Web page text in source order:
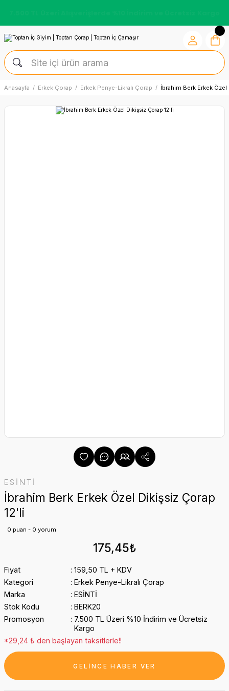
Anasayfa Erkek Çorap Erkek Penye-Likralı Çorap İbrahim Berk Erkek
ESİNTİ
İbrahim Berk Erkek Özel Dikişsiz Çorap
12'li
0 puan - 0 yorum
175,45₺
Fiyat
159,50 TL + KDV
Kategori
Erkek Penye-Likralı Çorap
Marka
ESİNTİ
Stok Kodu
BERK20
Promosyon
7.500 TL Üzeri %10 İndirim ve Ücretsiz
Kargo
*29,24 ₺ den başlayan taksitlerle!!
GELİNCE HABER VER